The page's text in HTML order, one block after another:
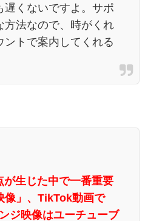
遅くないですよ。サポ
方法なので、時がくれ
ントで案内してくれる
が生じた中で一番重要
」、 TikTok動画で
ジ映像はユーチューブ